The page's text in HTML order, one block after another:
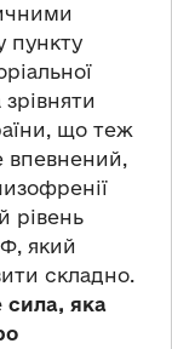
пункту
що теж
впевнений,
рівень
який
складно.
сила, яка